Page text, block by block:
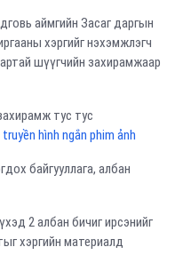
аймгийн Засаг даргын
хэргийг нэхэмжлэгч
шүүгчийн захирамжаар
тус тус
hình ngắn phim ảnh
байгууллага, албан
2 албан бичиг ирсэнийг
хэргийн материалд